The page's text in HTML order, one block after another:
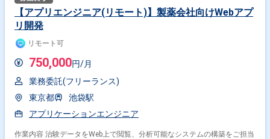
【アプリエンジニア(リモート)】製薬会社向けWebアプ
リ開発
リモート可
750,000円/月
業務委託(フリーランス)
東京都
池袋駅
アプリケーションエンジニア
作業内容 治験データをWeb上で閲覧、分析可能なシステムの構築をご担当